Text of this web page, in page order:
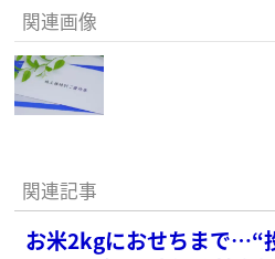
関連画像
関連記事
お米2kgにおせちまで…“